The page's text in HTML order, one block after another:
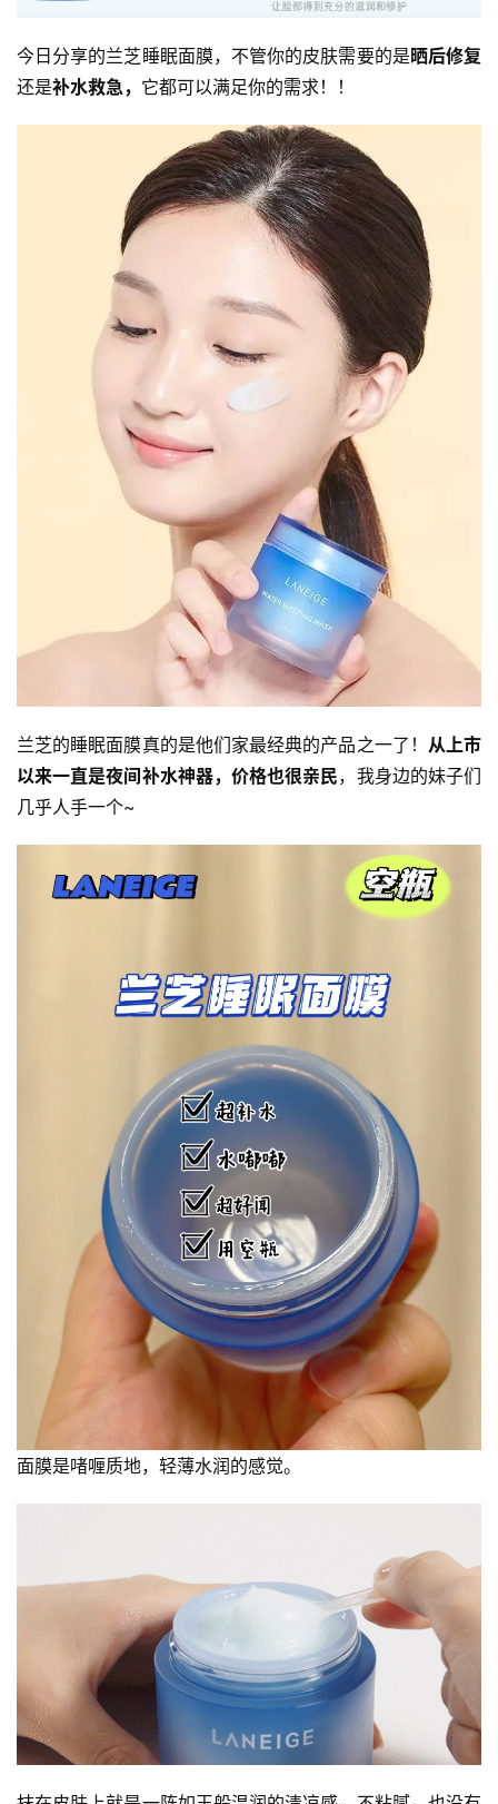
今日分享的兰芝睡眠面膜，不管你的皮肤需要的是晒后修复
还是补水救急， 它都可以满足你的需求！！
兰芝的睡眠面膜真的是他们家最经典的产品之一了！ 从上市
以来一直是夜间补水神器，价格也很亲民，我身边的妹子们
几乎人手一个~
面膜是啫喱质地，轻薄水润的感觉。